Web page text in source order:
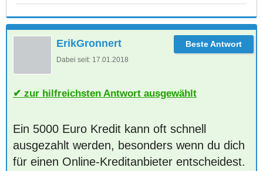
ErikGronnert
Dabei seit: 17.01.2018
zur hilfreichsten Antwort ausgewählt
Ein 5000 Euro Kredit kann oft schnell
ausgezahlt werden, besonders wenn du dich
für einen Online-Kreditanbieter entscheidest.